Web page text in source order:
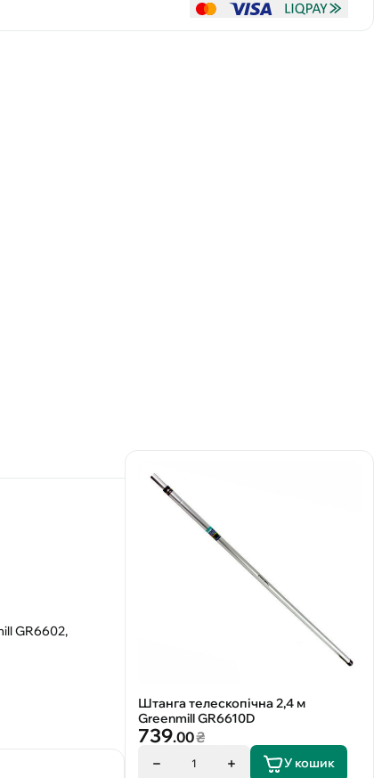
GR6602,
Штанга телескопічна 2,4 м
Greenmill GR6610D
739.00₴
1 У кошик